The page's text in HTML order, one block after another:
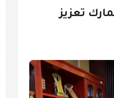
تعزيز